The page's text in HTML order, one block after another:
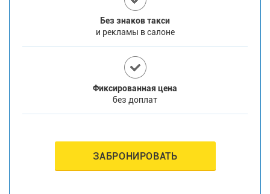
Без знаков такси
и рекламы в салоне
Фиксированная цена
без доплат
ЗАБРОНИРОВАТЬ